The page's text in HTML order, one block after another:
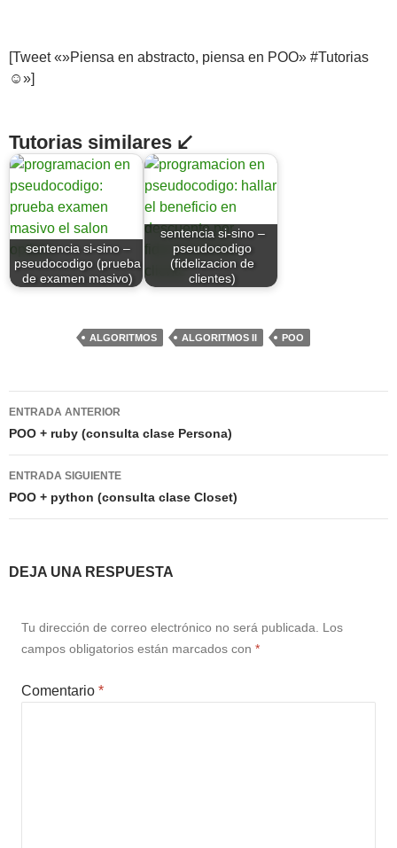
[Tweet «»Piensa en abstracto, piensa en POO» #Tutorias
☺»]
Tutorias similares ↙
sentencia si-sino –
pseudocodigo (prueba
de examen masivo)
sentencia si-sino –
pseudocodigo
(fidelizacion de
clientes)
ALGORITMOS ALGORITMOS II POO
Navegación
de
entradas
ENTRADA ANTERIOR
POO + ruby (consulta clase Persona)
ENTRADA SIGUIENTE
POO + python (consulta clase Closet)
DEJA UNA RESPUESTA
Tu dirección de correo electrónico no será publicada. Los
campos obligatorios están marcados con *
Comentario *